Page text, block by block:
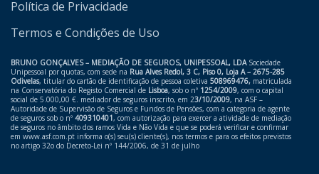
Política de Privacidade
Termos e Condições de Uso
BRUNO GONÇALVES – MEDIAÇÃO DE SEGUROS, UNIPESSOAL, LDASociedade
Unipessoal por quotas, com sede na Rua Alves Redol, 3 C, Piso 0, Loja A – 2675-285
Odivelas, titular do cartão de identificação de pessoa coletiva 508969476, matriculada
na Conservatória do Registo Comercial de Lisboa, sob o nº 1254/2009, com o capital
social de 5.000,00 €. mediador de seguros inscrito, em 23/10/2009, na ASF –
Autoridade de Supervisão de Seguros e Fundos de Pensões, com a categoria de agente
de seguros sob o nº 409310401, com autorização para exercer a atividade de mediação
de seguros no âmbito dos ramos Vida e Não Vida e que se poderá verificar e confirmar
em ​ www.asf.com.pt informa o(s) seu(s) cliente(s), nos termos e para os efeitos previstos
no artigo 32o do Decreto-Lei nº 144/2006, de 31 de julho